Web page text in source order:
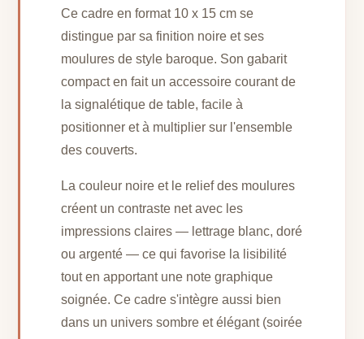
Ce cadre en format 10 x 15 cm se
distingue par sa finition noire et ses
moulures de style baroque. Son gabarit
compact en fait un accessoire courant de
la signalétique de table, facile à
positionner et à multiplier sur l'ensemble
des couverts.
La couleur noire et le relief des moulures
créent un contraste net avec les
impressions claires — lettrage blanc, doré
ou argenté — ce qui favorise la lisibilité
tout en apportant une note graphique
soignée. Ce cadre s'intègre aussi bien
dans un univers sombre et élégant (soirée